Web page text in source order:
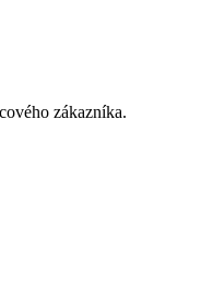
zákazníka.